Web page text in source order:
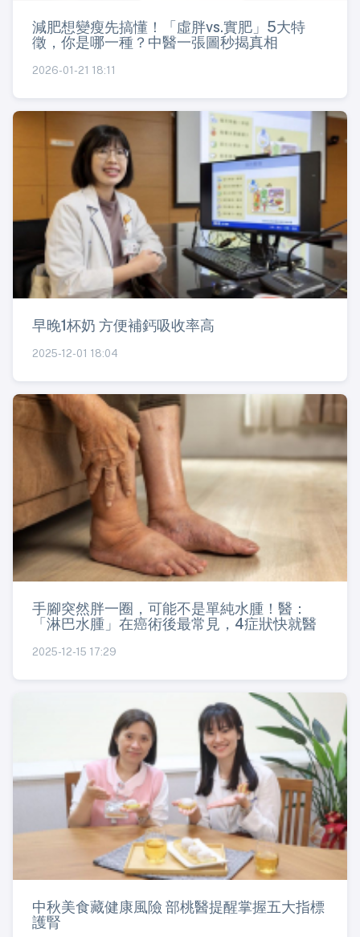
減肥想變瘦先搞懂！「虛胖vs.實肥」5大特
徵，你是哪一種？中醫一張圖秒揭真相
2026-01-21 18:11
早晚1杯奶 方便補鈣吸收率高
2025-12-01 18:04
手腳突然胖一圈，可能不是單純水腫！醫：
「淋巴水腫」在癌術後最常見，4症狀快就醫
2025-12-15 17:29
中秋美食藏健康風險 部桃醫提醒掌握五大指標
護腎